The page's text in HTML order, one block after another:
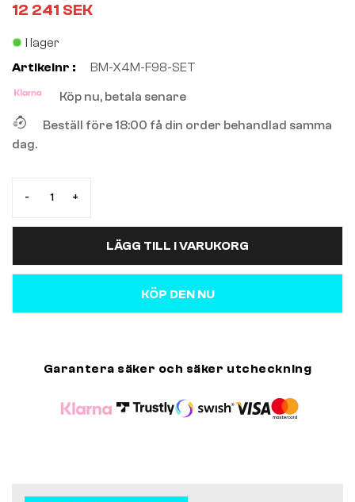
12 241 SEK
I lager
Artikelnr :
BM-X4M-F98-SET
Köp nu, betala senare
Beställ före 18:00 få din order behandlad samma
dag.
- +
LÄGG TILL I VARUKORG
KÖP DEN NU
Garantera säker och säker utcheckning